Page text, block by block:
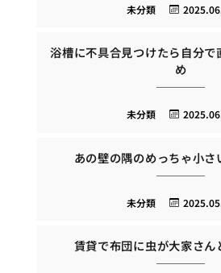
未分類
浴槽に不具合見つけたら自分で
め
未分類
あの壁の隅のめっちゃ小さ
未分類
賃貸で布団に虫が大家さん